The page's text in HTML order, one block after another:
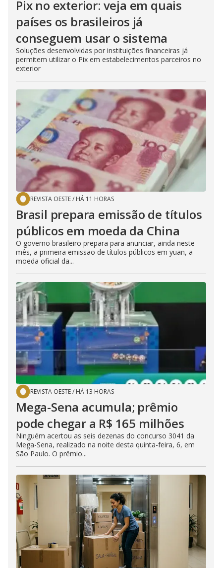
Pix no exterior: veja em quais
países os brasileiros já
conseguem usar o sistema
Soluções desenvolvidas por instituições financeiras já
permitem utilizar o Pix em estabelecimentos parceiros no
exterior
REVISTA OESTE/ HÁ 11 HORAS
Brasil prepara emissão de títulos
públicos em moeda da China
O governo brasileiro prepara para anunciar, ainda neste
mês, a primeira emissão de títulos públicos em yuan, a
moeda oficial da...
REVISTA OESTE/ HÁ 13 HORAS
Mega-Sena acumula; prêmio
pode chegar a R$ 165 milhões
Ninguém acertou as seis dezenas do concurso 3041 da
Mega-Sena, realizado na noite desta quinta-feira, 6, em
São Paulo. O prêmio...